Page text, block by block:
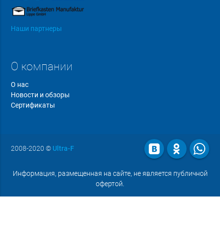
Наши партнеры
О компании
О нас
Новости и обзоры
Сертификаты
2008-2020 © Ultra-F
Информация, размещенная на сайте, не является публичной
офертой.